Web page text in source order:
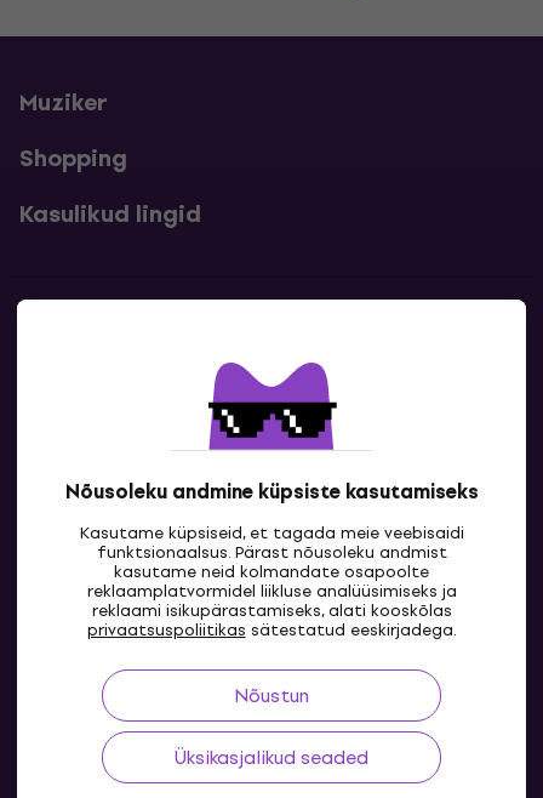
Nõusoleku andmine küpsiste kasutamiseks
Kasutame küpsiseid, et tagada meie veebisaidi
funktsionaalsus. Pärast nõusoleku andmist
kasutame neid kolmandate osapoolte
reklaamplatvormidel liikluse analüüsimiseks ja
reklaami isikupärastamiseks, alati kooskõlas
privaatsuspoliitikas sätestatud eeskirjadega.
Nõustun
Üksikasjalikud seaded
Muziker
Shopping
Kasulikud lingid
Kontaktandmed
EE